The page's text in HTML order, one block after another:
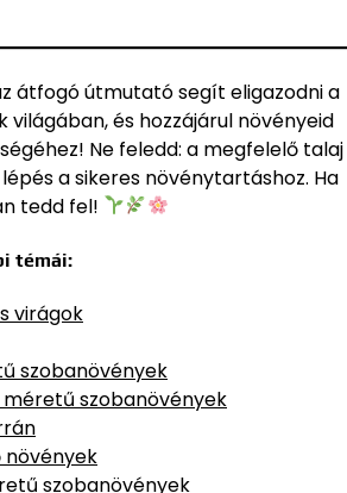
átfogó útmutató segít eligazodni a
és hozzájárul növényeid
Ne feledd: a megfelelő talaj
a sikeres növénytartáshoz. Ha
tedd fel!
témái:
virágok
szobanövények
méretű szobanövények
növények
szobanövények